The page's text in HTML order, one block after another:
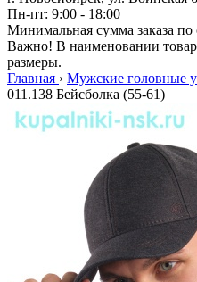
Пн-пт: 9:00 - 18:00
Минимальная сумма заказа
Важно! В наименовании
размеры.
Главная › Мужские головные
011.138 Бейсболка (55-61)